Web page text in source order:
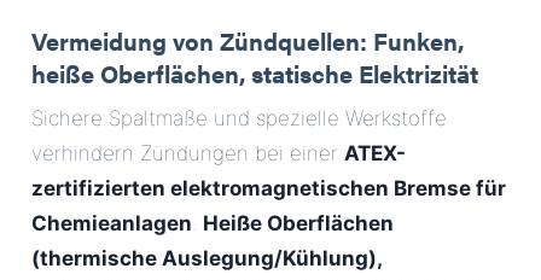
Vermeidung von Zündquellen: Funken,
heiße Oberflächen, statische Elektrizität
Sichere Spaltmaße und spezielle Werkstoffe
verhindern Zündungen bei einer ATEX-
zertifizierten elektromagnetischen Bremse für
Chemieanlagen. Heiße Oberflächen
(thermische Auslegung/Kühlung),